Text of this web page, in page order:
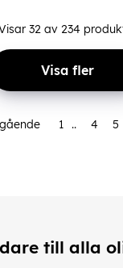
32 av 234
Visa fler
1 .. 4 5
till alla